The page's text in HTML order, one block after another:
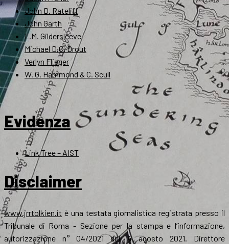
John D. Rateliff
John Garth
L.M. Gildersleeve
Michael D.C. Drout
Verlyn Flieger
W. G. Hammond & C. Scull
Evidenza
Link Tree – AIST
Disclaimer
www.jrrtolkien.it è una testata giornalistica registrata presso il
Tribunale di Roma - Sezione per la stampa e l’informazione,
autorizzazione n° 04/2021 del 4 agosto 2021. Direttore